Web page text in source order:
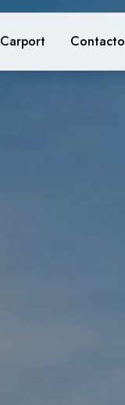
Carport Contacto